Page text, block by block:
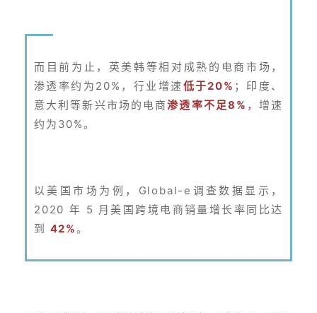
而目前为止，英美韩等相对成熟的电商市场，
渗透率约为20%，行业增速低于20% ；印度、
意大利等新兴市场的电商渗透率不足8% ，增速
约为30%。
以美国市场为例，Global-e调查数据显示，
2020 年 5 月美国跨境电商销量增长率同比达
到 42%。